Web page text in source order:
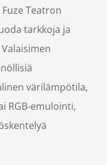
Teatron
tarkkoja ja
värilämpötila,
RGB-emulointi,